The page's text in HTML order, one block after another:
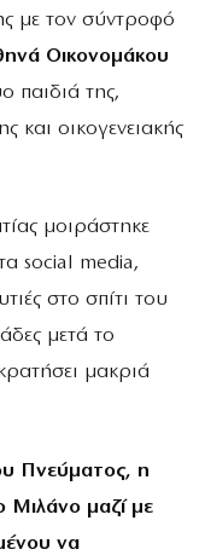
με τον σύντροφό
Οικονομάκου
παιδιά της,
και οικογενειακής
μοιράστηκε
social media,
στο σπίτι του
μετά το
μακριά
Πνεύματος, η
Μιλάνο μαζί με
να